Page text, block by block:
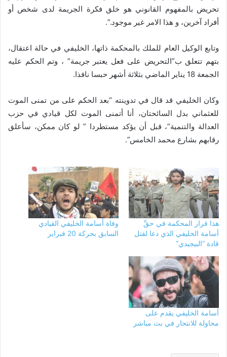
تحريض بالمفهوم القانوني هو خلق فكرة الجريمة لدى شخص أو
أفراد آخرين، و هذا الامر غير موجود.”.
وتابع الوكيل العام للملك بالمحكمة ذاتها، الخليفي في حالة اعتقال،
بتهم تتعلق ب”التحريض على فعل يعتبر جريمة” ، وتم الحكم عليه
الجمعة 18 يناير الماضي بثلاثة أشهر حبسا نافذا.
وكان الخليفي قد قال في تدوينته “بعد الحكم على من تمنى الموت
للعثماني بدل السائحتان، أنا أتمنى الموت لكل قيادي في حزب
العدالة والتنمية”، قبل أن يؤكد مستطردا ” لو كان ممكن، سأعلق
رقابهم بشارع محمد الخامس”.
هذا قرار المحكمة في حقِّ
أسامة الخليفي الذي دعا لقتل
قادة “البيجيدي”
وفاة أسامة الخليفي القيادي
السابق بحركة 20 فبراير
أسامة الخليفي يقدم على
محاولة للانتحار في بث مباشر